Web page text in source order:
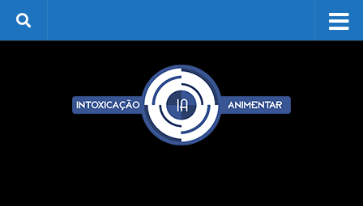
Skip to content